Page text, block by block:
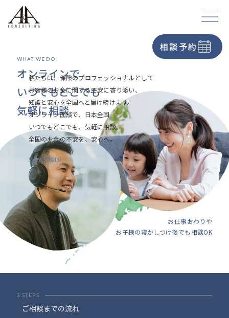
setsunii_shige
chokin.kyoka
保障を届け続ける
相談予約
WHAT WE DO
私たちは、保険のプロフェッショナルとして
お客様のお金に関する不安に寄り添い、
知識と安心を全国へと届け続けます。
オンライン面談で、日本全国
いつでもどこでも、気軽に相談。
全国のお金の不安を、安心へ。
view more
オンラインで
いつでもどこでも
気軽に相談
お仕事おわりや
お子様の寝かしつけ後でも相談OK
3 STEPS
ご相談までの流れ